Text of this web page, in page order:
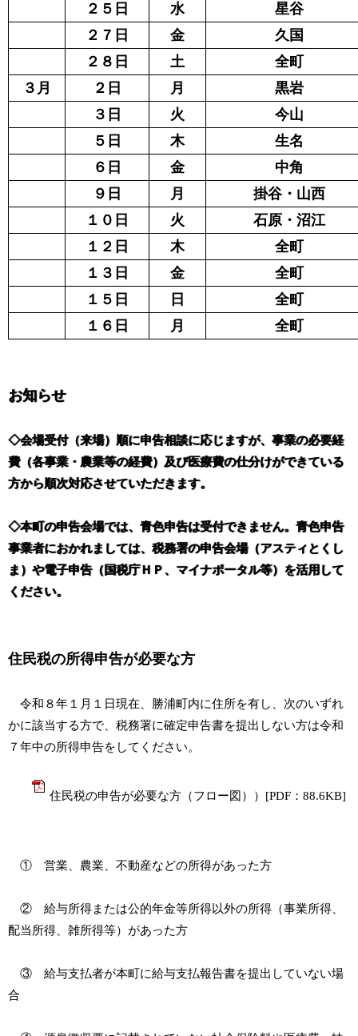
２５日
水
星谷
２７日
金
久国
２８日
土
全町
３月
２日 月
黒岩
３日
火
今山
５日
木
生名
６日
金
中角
９日
月
掛谷・山西
１０日
火
石原・沼江
１２日
木
全町
１３日
金
全町
１５日
日
全町
１６日
月 全町
お知らせ
◇会場受付（来場）順に申告相談に応じますが、事業の必要経
費（各事業・農業等の経費）及び医療費の仕分けができている
方から順次対応させていただきます。
◇本町の申告会場では、青色申告は受付できません。青色申告
事業者におかれましては、税務署の申告会場（アスティとくし
ま）や電子申告（国税庁ＨＰ、マイナポータル等）を活用して
ください。
住民税の所得申告が必要な方
令和８年１月１日現在、勝浦町内に住所を有し、次のいずれ
かに該当する方で、税務署に確定申告書を提出しない方は令和
７年中の所得申告をしてください。
住民税の申告が必要な方（フロー図））[PDF：88.6KB]
① 営業、農業、不動産などの所得があった方
② 給与所得または公的年金等所得以外の所得（事業所得、
配当所得、雑所得等）があった方
③ 給与支払者が本町に給与支払報告書を提出していない場
合